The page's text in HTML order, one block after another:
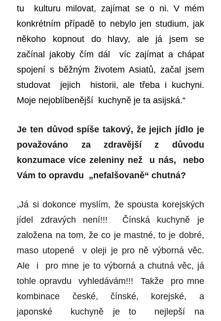
tu kulturu milovat, zajímat se o ni. V mém
konkrétním případě to nebylo jen studium, jak
někoho kopnout do hlavy, ale já jsem se
začínal jakoby čím dál víc zajímat a chápat
spojení s běžným životem Asiatů, začal jsem
studovat jejich historii, ale třeba i kuchyni.
Moje nejoblíbenější kuchyně je ta asijská.“
Je ten důvod spíše takový, že jejich jídlo je
považováno za zdravější z důvodu
konzumace více zeleniny než u nás, nebo
Vám to opravdu „nefalšovaně“ chutná?
„Já si dokonce myslím, že spousta korejských
jídel zdravých není!!! Čínská kuchyně je
založena na tom, že co je mastné, to je dobré,
maso utopené v oleji je pro ně výborná věc.
Ale i pro mne je to výborná a chutná věc, já
tohle opravdu vyhledávám!!! Takže pro mne
kombinace české, čínské, korejské, a
japonské kuchyně je to nejlepší na